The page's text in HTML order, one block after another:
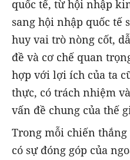
quốc tế, từ hội nhập
sang hội nhập quốc tế
huy vai trò nòng cốt,
đề và cơ chế quan
hợp với lợi ích của ta
thực, có trách nhiệm
vấn đề chung của thế
Trong mỗi chiến
có sự đóng góp của